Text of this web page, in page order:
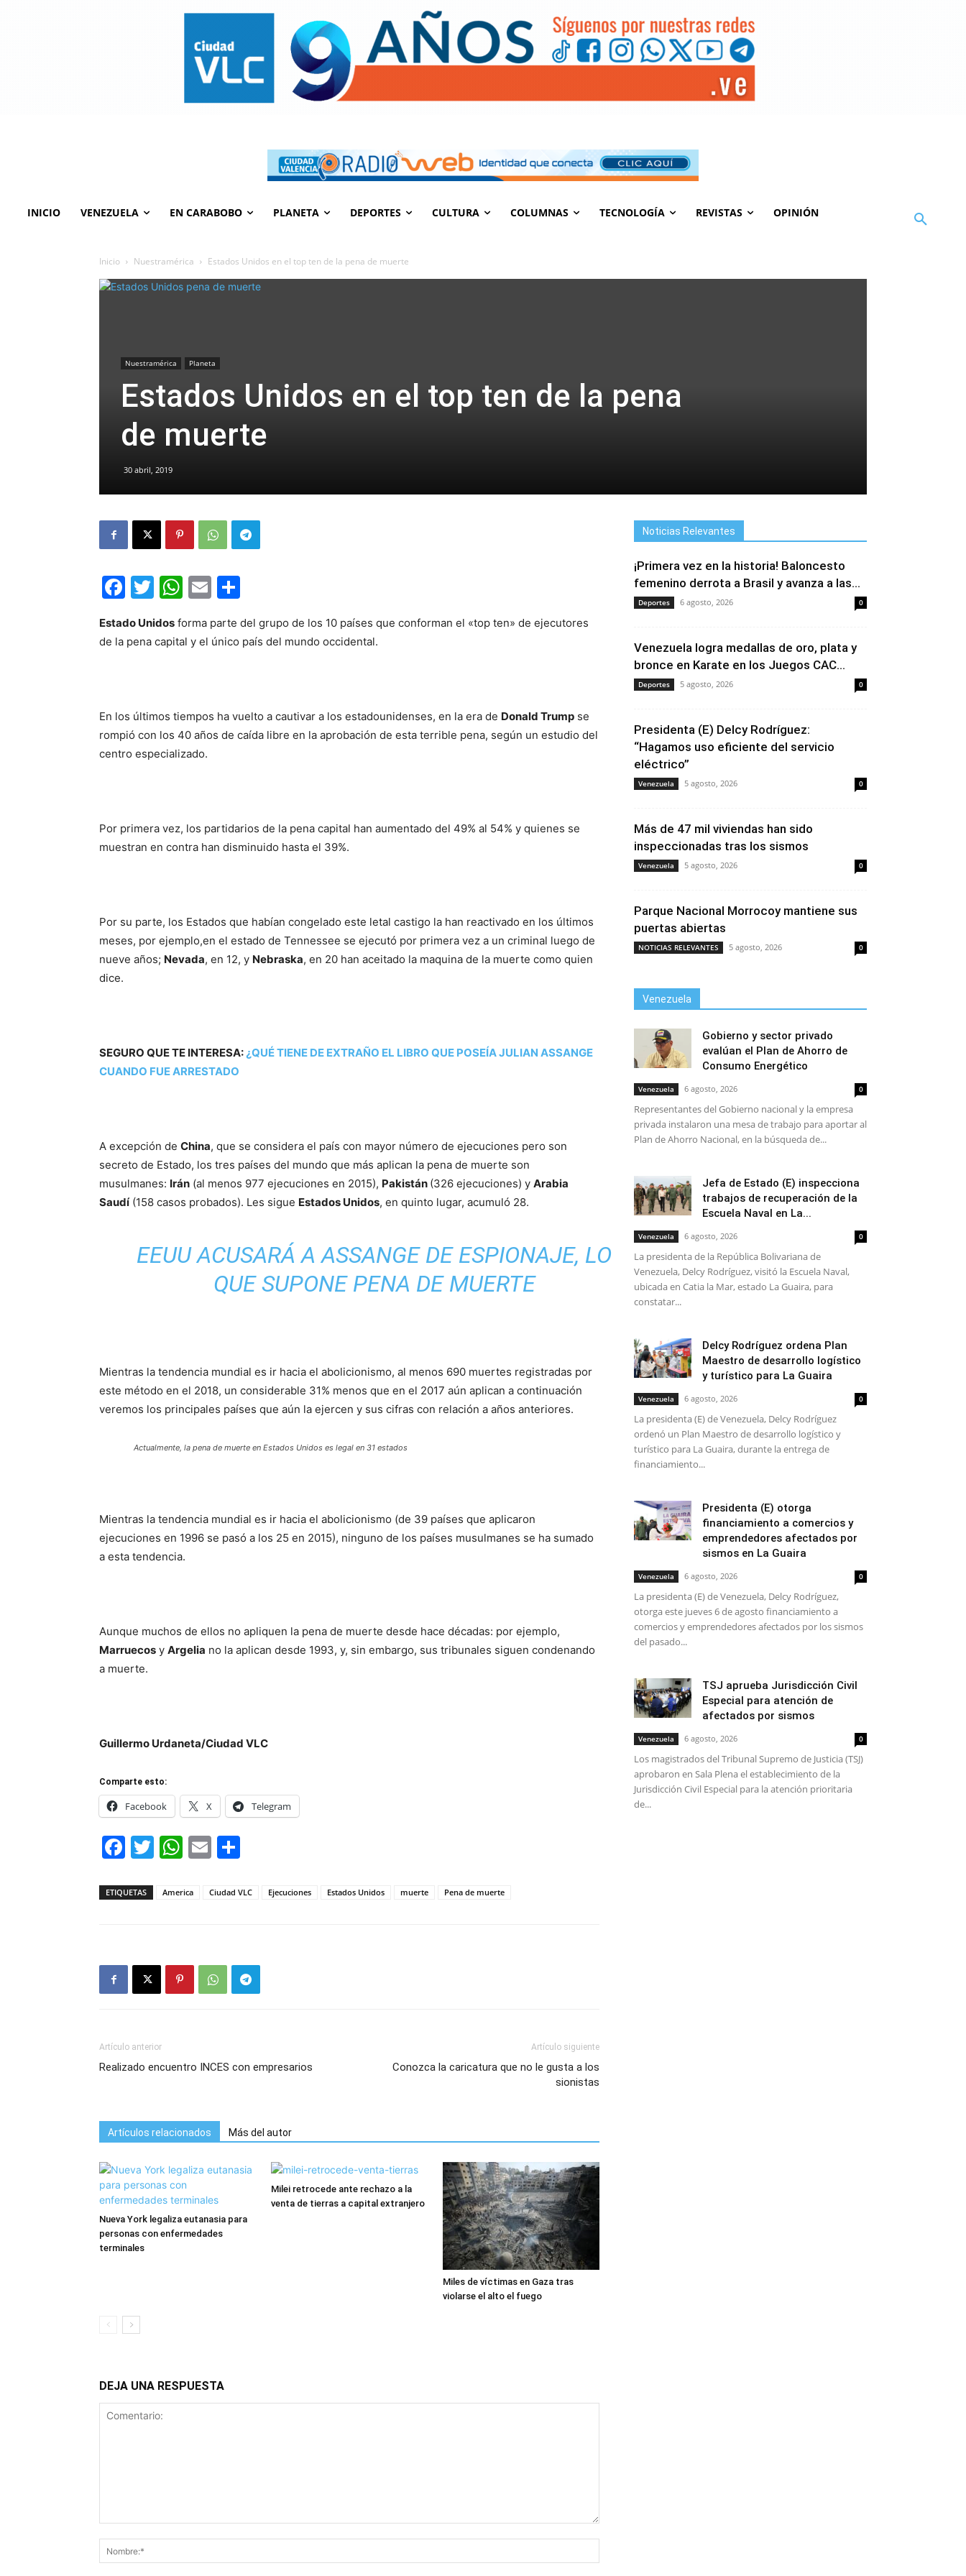
INICIO VENEZUELA EN CARABOBO PLANETA DEPORTES CULTURA COLUMNAS TECNOLOGÍA REVISTAS OPINIÓN
Inicio Nuestramérica Estados Unidos en el top ten de la pena de muerte
Nuestramérica Planeta
Estados Unidos en el top ten de la pena
de muerte
30 abril, 2019
Facebook
Twitter
WhatsApp
Email
Estado Unidos forma parte del grupo de los 10 países que conforman el «top ten» de ejecutores
de la pena capital y el único país del mundo occidental.
En los últimos tiempos ha vuelto a cautivar a los estadounidenses, en la era de Donald Trump se
rompió con los 40 años de caída libre en la aprobación de esta terrible pena, según un estudio del
centro especializado.
Por primera vez, los partidarios de la pena capital han aumentado del 49% al 54% y quienes se
muestran en contra han disminuido hasta el 39%.
Por su parte, los Estados que habían congelado este letal castigo la han reactivado en los últimos
meses, por ejemplo,en el estado de Tennessee se ejecutó por primera vez a un criminal luego de
nueve años; Nevada, en 12, y Nebraska, en 20 han aceitado la maquina de la muerte como quien
dice.
SEGURO QUE TE INTERESA:¿QUÉ TIENE DE EXTRAÑO EL LIBRO QUE POSEÍA JULIAN ASSANGE
CUANDO FUE ARRESTADO
A excepción de China, que se considera el país con mayor número de ejecuciones pero son
secreto de Estado, los tres países del mundo que más aplican la pena de muerte son
musulmanes: Irán (al menos 977 ejecuciones en 2015), Pakistán (326 ejecuciones) y Arabia
Saudí(158 casos probados). Les sigue Estados Unidos, en quinto lugar, acumuló 28.
EEUU ACUSARÁ A ASSANGE DE ESPIONAJE, LO
QUE SUPONE PENA DE MUERTE
Mientras la tendencia mundial es ir hacia el abolicionismo, al menos 690 muertes registradas por
este método en el 2018, un considerable 31% menos que en el 2017 aún aplican a continuación
veremos los principales países que aún la ejercen y sus cifras con relación a años anteriores.
Actualmente, la pena de muerte en Estados Unidos es legal en 31 estados
Mientras la tendencia mundial es ir hacia el abolicionismo (de 39 países que aplicaron
ejecuciones en 1996 se pasó a los 25 en 2015), ninguno de los países musulmanes se ha sumado
a esta tendencia.
Aunque muchos de ellos no apliquen la pena de muerte desde hace décadas: por ejemplo,
Marruecos y Argelia no la aplican desde 1993, y, sin embargo, sus tribunales siguen condenando
a muerte.
Guillermo Urdaneta/Ciudad VLC
Comparte esto:
Facebook X Telegram
Facebook
Twitter
WhatsApp
Email
ETIQUETAS America Ciudad VLC Ejecuciones Estados Unidos muerte Pena de muerte
Artículo anterior
Realizado encuentro INCES con empresarios
Artículo siguiente
Conozca la caricatura que no le gusta a los
sionistas
Artículos relacionados Más del autor
Nueva York legaliza eutanasia para
personas con enfermedades
terminales
Milei retrocede ante rechazo a la
venta de tierras a capital extranjero
Miles de víctimas en Gaza tras
violarse el alto el fuego
DEJA UNA RESPUESTA
Noticias Relevantes
¡Primera vez en la historia! Baloncesto
femenino derrota a Brasil y avanza a las...
Deportes 6 agosto, 2026 0
Venezuela logra medallas de oro, plata y
bronce en Karate en los Juegos CAC...
Deportes 5 agosto, 2026 0
Presidenta (E) Delcy Rodríguez:
“Hagamos uso eficiente del servicio
eléctrico”
Venezuela 5 agosto, 2026 0
Más de 47 mil viviendas han sido
inspeccionadas tras los sismos
Venezuela 5 agosto, 2026 0
Parque Nacional Morrocoy mantiene sus
puertas abiertas
NOTICIAS RELEVANTES 5 agosto, 2026 0
Venezuela
Gobierno y sector privado
evalúan el Plan de Ahorro de
Consumo Energético
Venezuela 6 agosto, 2026 0
Representantes del Gobierno nacional y la empresa
privada instalaron una mesa de trabajo para aportar al
Plan de Ahorro Nacional, en la búsqueda de...
Jefa de Estado (E) inspecciona
trabajos de recuperación de la
Escuela Naval en La...
Venezuela 6 agosto, 2026 0
La presidenta de la República Bolivariana de
Venezuela, Delcy Rodríguez, visitó la Escuela Naval,
ubicada en Catia la Mar, estado La Guaira, para
constatar...
Delcy Rodríguez ordena Plan
Maestro de desarrollo logístico
y turístico para La Guaira
Venezuela 6 agosto, 2026 0
La presidenta (E) de Venezuela, Delcy Rodríguez
ordenó un Plan Maestro de desarrollo logístico y
turístico para La Guaira, durante la entrega de
financiamiento...
Presidenta (E) otorga
financiamiento a comercios y
emprendedores afectados por
sismos en La Guaira
Venezuela 6 agosto, 2026 0
La presidenta (E) de Venezuela, Delcy Rodríguez,
otorga este jueves 6 de agosto financiamiento a
comercios y emprendedores afectados por los sismos
del pasado...
TSJ aprueba Jurisdicción Civil
Especial para atención de
afectados por sismos
Venezuela 6 agosto, 2026 0
Los magistrados del Tribunal Supremo de Justicia (TSJ)
aprobaron en Sala Plena el establecimiento de la
Jurisdicción Civil Especial para la atención prioritaria
de...